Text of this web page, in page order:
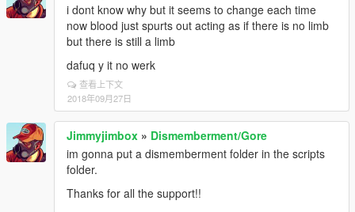
i dont know why but it seems to change each time
now blood just spurts out acting as if there is no limb
but there is still a limb
dafuq y it no werk
查看上下文
2018年09月27日
Jimmyjimbox » Dismemberment/Gore
im gonna put a dismemberment folder in the scripts
folder.
Thanks for all the support!!